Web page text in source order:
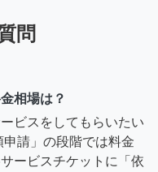
問
相場は？
ビスをしてもらいたい
請」の段階では料金
ービスチケットに「依